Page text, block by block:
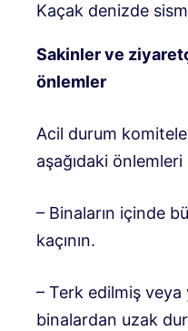
Kaçak denizde
Sakinler ve
önlemler
Acil durum
aşağıdaki önlemleri
– Binaların içinde
kaçının.
– Terk edilmiş veya
binalardan uzak